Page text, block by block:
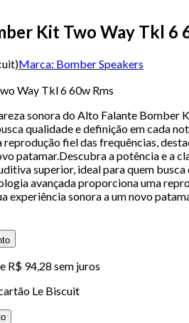
Kit Two Way Tkl 6
)Marca: Bomber Speakers
Way Tkl 6 60w Rms
sonora do Alto Falante
qualidade e definição em cada
fiel das frequências,
patamar.Descubra a potência e a
superior, ideal para quem
avançada proporciona uma
experiência sonora a um novo
R$ 94,28 sem juros
Le Biscuit